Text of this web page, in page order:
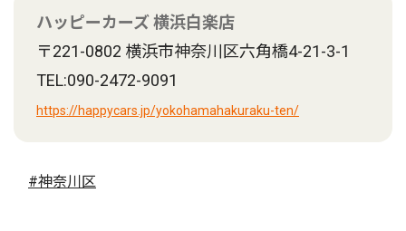
ハッピーカーズ 横浜白楽店
〒221-0802 横浜市神奈川区六角橋4-21-3-1
TEL:090-2472-9091
https://happycars.jp/yokohamahakuraku-ten/
#神奈川区